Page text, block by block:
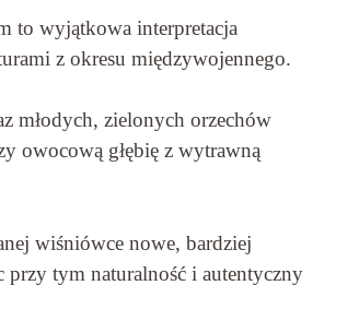
to wyjątkowa interpretacja
z okresu międzywojennego.
młodych, zielonych orzechów
owocową głębię z wytrawną
wiśniówce nowe, bardziej
przy tym naturalność i autentyczny